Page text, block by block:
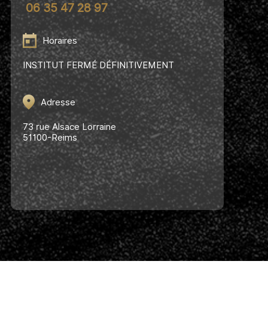
06 35 47 28 97
Horaires
INSTITUT FERMÉ DÉFINITIVEMENT
Adresse
73 rue Alsace Lorraine
51100-Reims